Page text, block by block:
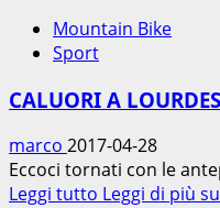
Mountain Bike
Sport
CALUORI A
marco 2017-04-28
Eccoci tornati con le
Leggi tutto Leggi di più su